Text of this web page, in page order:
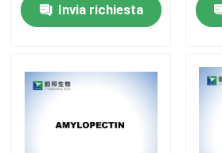
Prodotti
Invia richiesta